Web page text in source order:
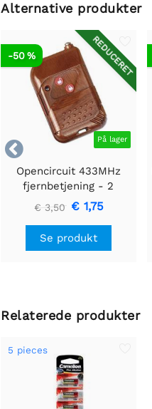
Alternative produkter

REDUCERET
På lager
-50 %
Opencircuit 433MHz
fjernbetjening - 2
kanals
€ 3,50 € 1,75
Se produkt
Relaterede produkter
5 pieces